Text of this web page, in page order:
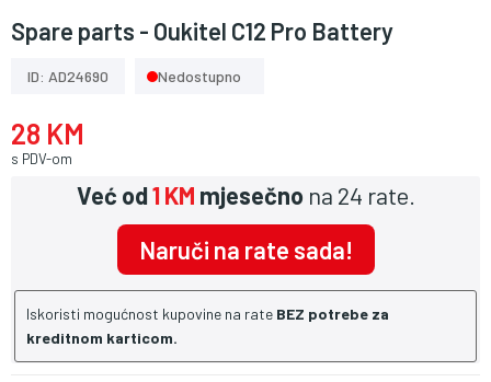
Spare parts - Oukitel C12 Pro Battery
ID: AD24690 Nedostupno
28 KM
s PDV-om
Već od1 KM mjesečno na 24 rate.
Naruči na rate sada!
Iskoristi mogućnost kupovine na rate BEZ potrebe za
kreditnom karticom.